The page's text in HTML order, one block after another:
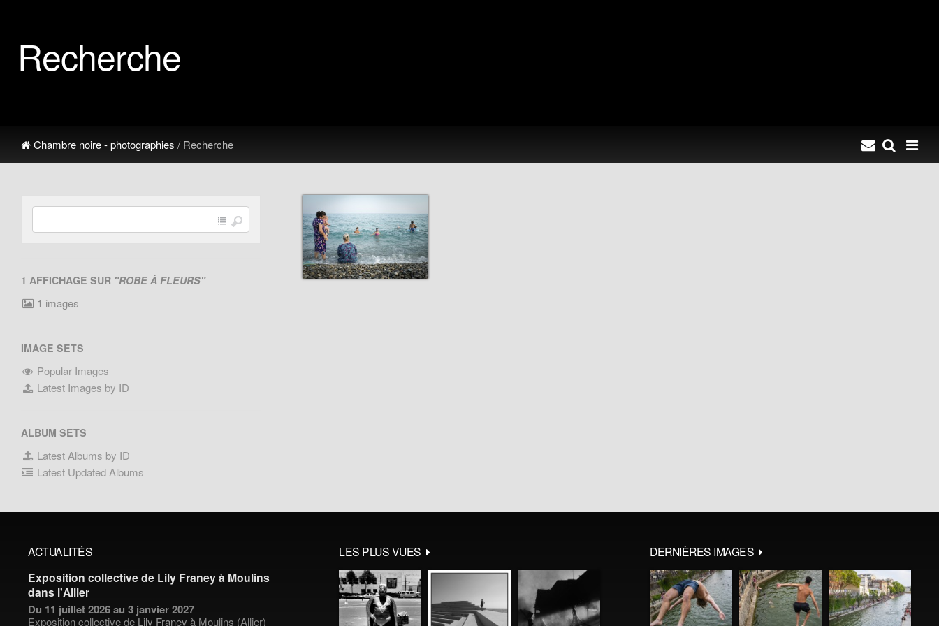
Recherche
Chambre noire - photographies / Recherche
1 AFFICHAGE SUR "ROBE À FLEURS"
1 images
IMAGE SETS
Popular Images
Latest Images by ID
ALBUM SETS
Latest Albums by ID
Latest Updated Albums
ACTUALITÉS
Exposition collective de Lily Franey à Moulins
dans l'Allier
Du 11 juillet 2026 au 3 janvier 2027
Exposition collective de Lily Franey à Moulins (Allier)
LES PLUS VUES DERNIÈRES IMAGES